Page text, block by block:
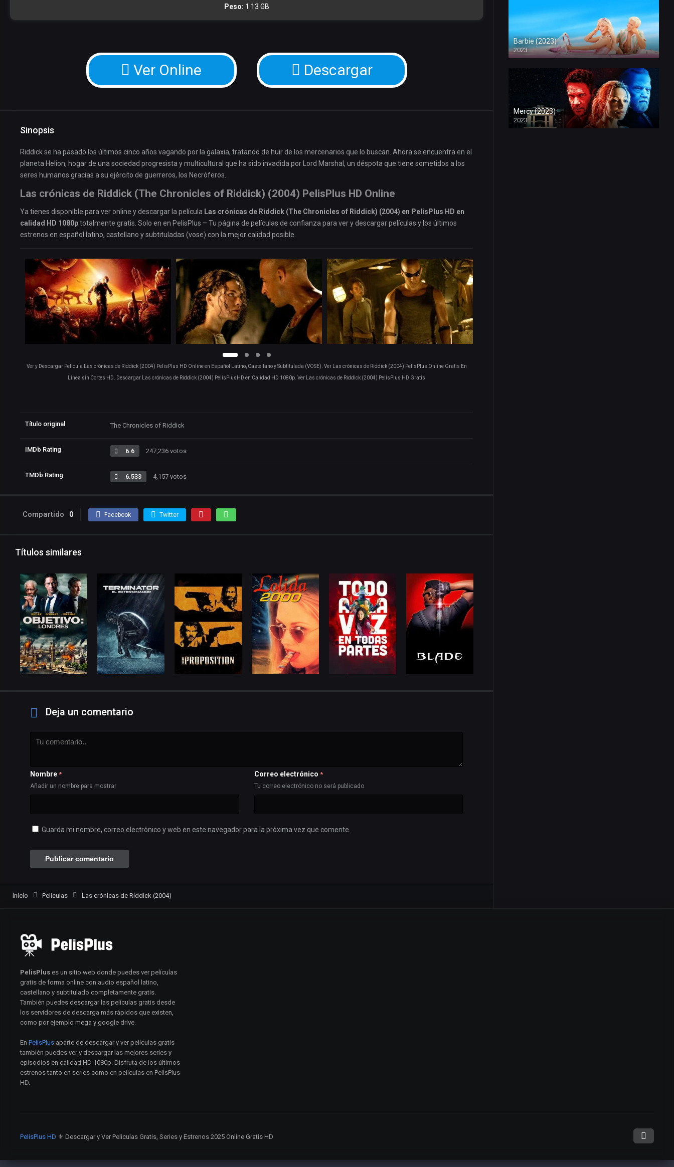
Peso: 1.13 GB
Ver Online Descargar
Sinopsis
Riddick se ha pasado los últimos cinco años vagando por la galaxia, tratando de huir de los mercenarios que lo buscan. Ahora se encuentra en el
planeta Helion, hogar de una sociedad progresista y multicultural que ha sido invadida por Lord Marshal, un déspota que tiene sometidos a los
seres humanos gracias a su ejército de guerreros, los Necróferos.
Las crónicas de Riddick (The Chronicles of Riddick) (2004) PelisPlus HD Online
Ya tienes disponible para ver online y descargar la película Las crónicas de Riddick (The Chronicles of Riddick) (2004) en PelisPlus HD en
calidad HD 1080ptotalmente gratis. Solo en en PelisPlus – Tu página de películas de confianza para ver y descargar películas y los últimos
estrenos en español latino, castellano y subtituladas (vose) con la mejor calidad posible.
Ver y Descargar Pelicula Las crónicas de Riddick (2004) PelisPlus HD Online en Español Latino, Castellano y Subtitulada (VOSE). Ver Las crónicas de Riddick (2004) PelisPlus Online Gratis En
Linea sin Cortes HD. Descargar Las crónicas de Riddick (2004) PelisPlusHD en Calidad HD 1080p. Ver Las crónicas de Riddick (2004) PelisPlus HD Gratis
Título original The Chronicles of Riddick
IMDb Rating 6.6 247,236 votos
TMDb Rating 6.533 4,157 votos
Compartido 0 Facebook Twitter
Títulos similares
Deja un comentario
Nombre *
Añadir un nombre para mostrar
Correo electrónico *
Tu correo electrónico no será publicado
Guarda mi nombre, correo electrónico y web en este navegador para la próxima vez que comente.
Inicio Películas Las crónicas de Riddick (2004)
Barbie (2023)
2023
Mercy (2023)
2023
PelisPlus es un sitio web donde puedes ver películas
gratis de forma online con audio español latino,
castellano y subtitulado completamente gratis.
También puedes descargar las películas gratis desde
los servidores de descarga más rápidos que existen,
como por ejemplo mega y google drive.
En PelisPlus aparte de descargar y ver películas gratis
también puedes ver y descargar las mejores series y
episodios en calidad HD 1080p. Disfruta de los últimos
estrenos tanto en series como en películas en PelisPlus
HD.
PelisPlus HD ⚜️ Descargar y Ver Peliculas Gratis, Series y Estrenos 2025 Online Gratis HD